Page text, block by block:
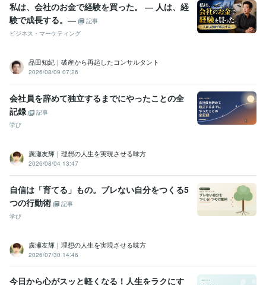
私は、会社のお金で経験を買った。 ― 人は、経
験で成長する。―
記事
ビジネス・マーケティング
品田知紀｜破産から再起したコンサルタント
2026/08/09 07:26
会社員を辞めて独立するまでにやったことの全
記録
記事
学び
廣瀬友輝｜理想の人生を実現させる味方
2026/08/04 13:47
自信は「育てる」もの。ブレない自分をつくる5
つの行動術
記事
学び
廣瀬友輝｜理想の人生を実現させる味方
2026/07/30 14:46
今日から心がスッと軽くなる！人生をラクにす